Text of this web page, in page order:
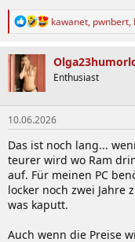
R
k
n
e
n
:
kawanet, pwnbert,
Enthusiast
10.06.2026
Das ist noch lang...
teurer wird wo Ram
auf. Für meinen PC
locker noch zwei Jahre
was kaputt.
Auch wenn die Preise